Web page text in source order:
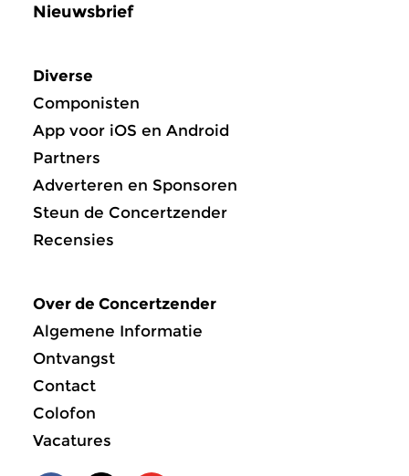
Nieuwsbrief
Diverse
Componisten
App voor iOS en Android
Partners
Adverteren en Sponsoren
Steun de Concertzender
Recensies
Over de Concertzender
Algemene Informatie
Ontvangst
Contact
Colofon
Vacatures